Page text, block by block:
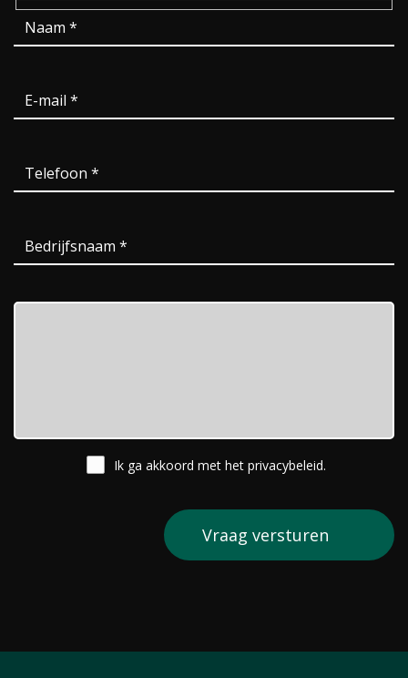
Ik ga akkoord met het privacybeleid.